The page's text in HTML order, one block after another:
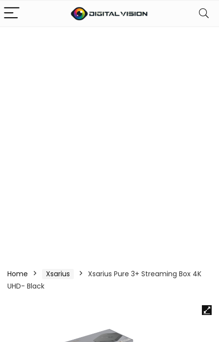
Home Xsarius
Xsarius Pure 3+ Streaming Box 4K
UHD- Black